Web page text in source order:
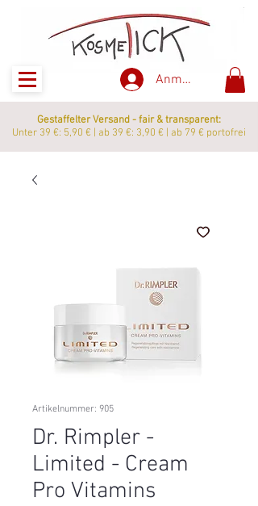
Anmelden
Gestaffelter Versand - fair & transparent:
Unter 39 €: 5,90 € | ab 39 €: 3,90 € | ab 79 € portofrei
Artikelnummer: 905
Dr. Rimpler -
Limited - Cream
Pro Vitamins